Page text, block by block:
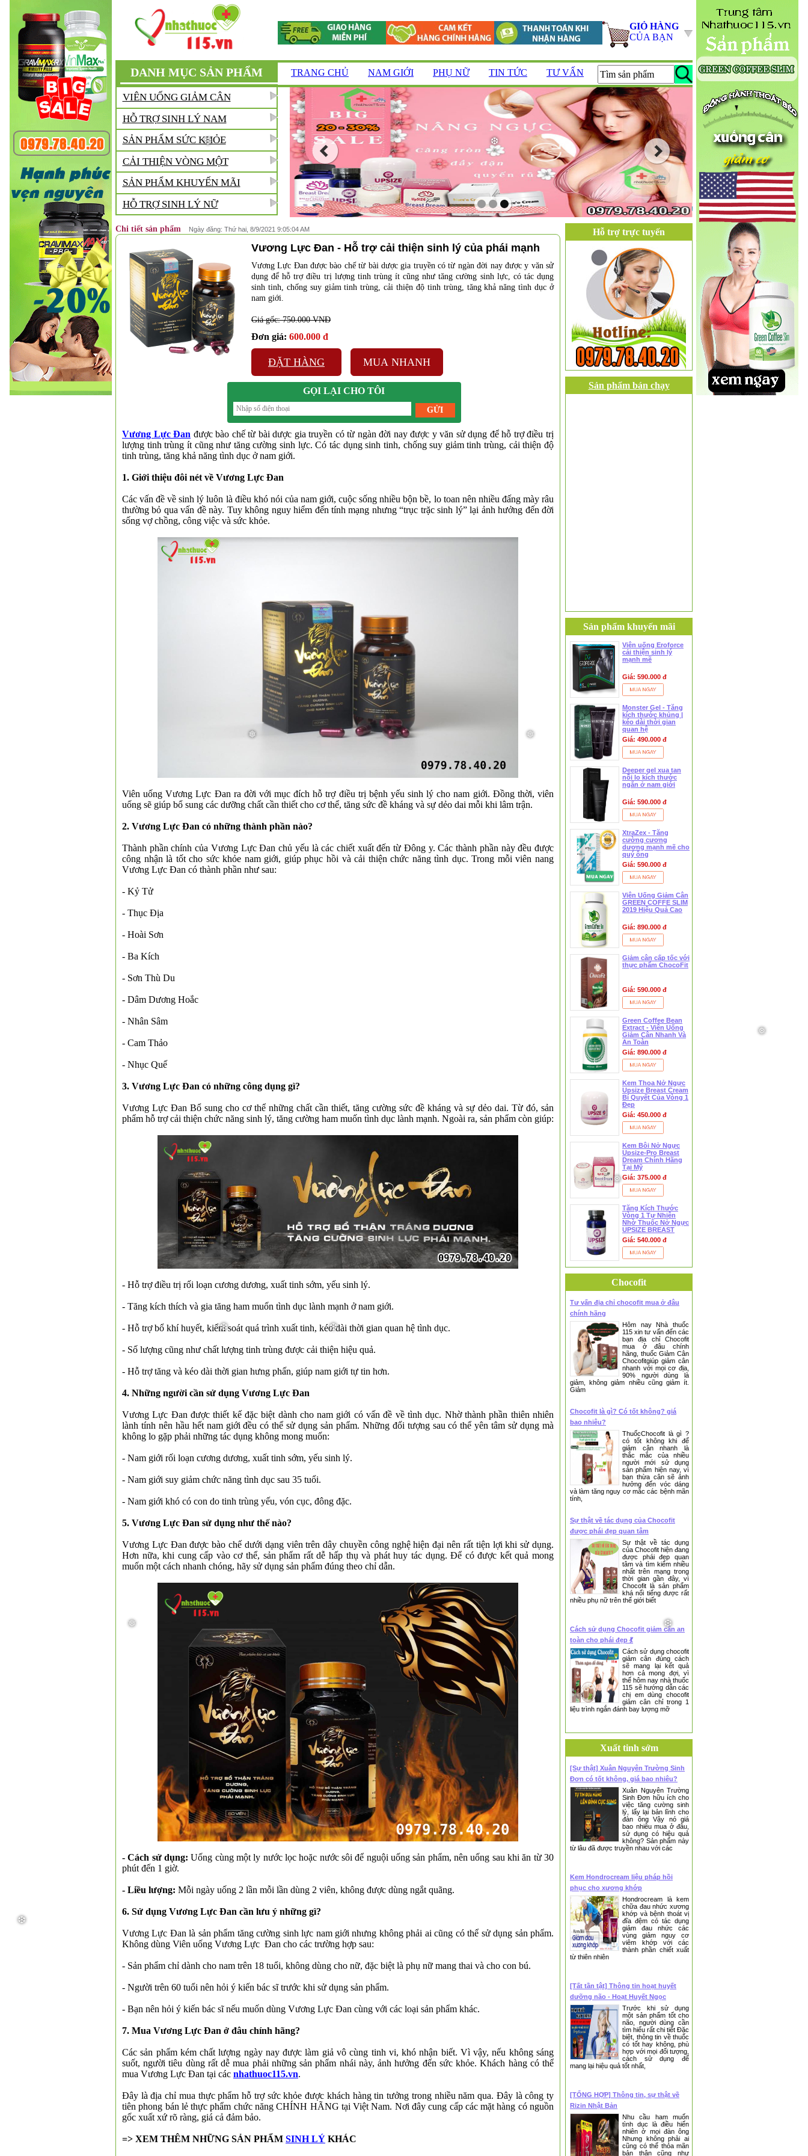
GIỎ HÀNG
CỦA BẠN
DANH MỤC SẢN PHẨM TRANG CHỦ NAM GIỚI PHỤ NỮ TIN TỨC TƯ VẤN
VIÊN UỐNG GIẢM CÂN
HỖ TRỢ SINH LÝ NAM
SẢN PHẨM SỨC KHỎE
CẢI THIỆN VÒNG MỘT
SẢN PHẨM KHUYẾN MÃI
HỖ TRỢ SINH LÝ NỮ
Chi tiết sản phẩm Ngày đăng: Thứ hai, 8/9/2021 9:05:04 AM
Vương Lực Đan - Hỗ trợ cải thiện sinh lý của phái mạnh
Vương Lực Đan được bào chế từ bài dược gia truyền có từ ngàn đời nay được y văn sử
dụng để hỗ trợ điều trị lượng tinh trùng ít cũng như tăng cường sinh lực, có tác dụng
sinh tinh, chống suy giảm tinh trùng, cải thiện độ tinh trùng, tăng khả năng tình dục ở
nam giới.
Giá gốc: 750.000 VNĐ
Đơn giá: 600.000 đ
ĐẶT HÀNG MUA NHANH
GỌI LẠI CHO TÔI
Vương Lực Đan được bào chế từ bài dược gia truyền có từ ngàn đời nay được y văn sử dụng để hỗ trợ điều trị
lượng tinh trùng ít cũng như tăng cường sinh lực. Có tác dụng sinh tinh, chống suy giảm tinh trùng, cải thiện độ
tinh trùng, tăng khả năng tình dục ở nam giới.
1. Giới thiệu đôi nét về Vương Lực Đan
Các vấn đề về sinh lý luôn là điều khó nói của nam giới, cuộc sống nhiều bộn bề, lo toan nên nhiều đấng mày râu
thường bỏ qua vấn đề này. Tuy không nguy hiểm đến tính mạng nhưng “trục trặc sinh lý” lại ảnh hưởng đến đời
sống vợ chồng, công việc và sức khỏe.
Viên uống Vương Lực Đan ra đời với mục đích hỗ trợ điều trị bệnh yếu sinh lý cho nam giới. Đồng thời, viên
uống sẽ giúp bổ sung các dưỡng chất cần thiết cho cơ thể, tăng sức đề kháng và sự dẻo dai mỗi khi lâm trận.
2. Vương Lực Đan có những thành phần nào?
Thành phần chính của Vương Lực Đan chủ yếu là các chiết xuất đến từ Đông y. Các thành phần này đều được
công nhận là tốt cho sức khỏe nam giới, giúp phục hồi và cải thiện chức năng tình dục. Trong mỗi viên nang
Vương Lực Đan có thành phần như sau:
- Kỷ Tử
- Thục Địa
- Hoài Sơn
- Ba Kích
- Sơn Thù Du
- Dâm Dương Hoắc
- Nhân Sâm
- Cam Thảo
- Nhục Quế
3. Vương Lực Đan có những công dụng gì?
Vương Lực Đan Bổ sung cho cơ thể những chất cần thiết, tăng cường sức đề kháng và sự dẻo dai. Từ đó, sản
phẩm hỗ trợ cải thiện chức năng sinh lý, tăng cường ham muốn tình dục lành mạnh. Ngoài ra, sản phẩm còn giúp:
- Hỗ trợ điều trị rối loạn cương dương, xuất tinh sớm, yếu sinh lý.
- Tăng kích thích và gia tăng ham muốn tình dục lành mạnh ở nam giới.
- Hỗ trợ bổ khí huyết, kiểm soát quá trình xuất tinh, kéo dài thời gian quan hệ tình dục.
- Số lượng cũng như chất lượng tinh trùng được cải thiện hiệu quả.
- Hỗ trợ tăng và kéo dài thời gian hưng phấn, giúp nam giới tự tin hơn.
4. Những người cần sử dụng Vương Lực Đan
Vương Lực Đan được thiết kế đặc biệt dành cho nam giới có vấn đề về tình dục. Nhờ thành phần thiên nhiên
lành tính nên hầu hết nam giới đều có thể sử dụng sản phẩm. Những đối tượng sau có thể yên tâm sử dụng mà
không lo gặp phải những tác dụng không mong muốn:
- Nam giới rối loạn cương dương, xuất tinh sớm, yếu sinh lý.
- Nam giới suy giảm chức năng tình dục sau 35 tuổi.
- Nam giới khó có con do tinh trùng yếu, vón cục, đông đặc.
5. Vương Lực Đan sử dụng như thế nào?
Vương Lực Đan được bào chế dưới dạng viên trên dây chuyền công nghệ hiện đại nên rất tiện lợi khi sử dụng.
Hơn nữa, khi cung cấp vào cơ thể, sản phẩm rất dễ hấp thụ và phát huy tác dụng. Để có được kết quả mong
muốn một cách nhanh chóng, hãy sử dụng sản phẩm đúng theo chỉ dẫn.
- Cách sử dụng:Uống cùng một ly nước lọc hoặc nước sôi để nguội uống sản phẩm, nên uống sau khi ăn từ 30
phút đến 1 giờ.
- Liều lượng: Mỗi ngày uống 2 lần mỗi lần dùng 2 viên, không được dùng ngắt quãng.
6. Sử dụng Vương Lực Đan cần lưu ý những gì?
Vương Lực Đan là sản phẩm tăng cường sinh lực nam giới nhưng không phải ai cũng có thể sử dụng sản phẩm.
Không dùng Viên uống Vương Lực Đan cho các trường hợp sau:
- Sản phẩm chỉ dành cho nam trên 18 tuổi, không dùng cho nữ, đặc biệt là phụ nữ mang thai và cho con bú.
- Người trên 60 tuổi nên hỏi ý kiến bác sĩ trước khi sử dụng sản phẩm.
- Bạn nên hỏi ý kiến bác sĩ nếu muốn dùng Vương Lực Đan cùng với các loại sản phẩm khác.
7. Mua Vương Lực Đan ở đâu chính hãng?
Các sản phẩm kém chất lượng ngày nay được làm giả vô cùng tinh vi, khó nhận biết. Vì vậy, nếu không sáng
suốt, người tiêu dùng rất dễ mua phải những sản phẩm nhái này, ảnh hưởng đến sức khỏe. Khách hàng có thể
mua Vương Lực Đan tại các nhathuoc115.vn.
Đây là địa chỉ mua thực phẩm hỗ trợ sức khỏe được khách hàng tin tưởng trong nhiều năm qua. Đây là công ty
tiên phong bán lẻ thực phẩm chức năng CHÍNH HÃNG tại Việt Nam. Nơi đây cung cấp các mặt hàng có nguồn
gốc xuất xứ rõ ràng, giá cả đảm bảo.
=> XEM THÊM NHỮNG SẢN PHẨM SINH LÝ KHÁC
Hỗ trợ trực tuyến
Sản phẩm bán chạy
Sản phẩm khuyến mãi
Viên uống Eroforce
cải thiện sinh lý
mạnh mẽ
Giá: 590.000 đ
Monster Gel - Tăng
kích thước khủng |
kéo dài thời gian
quan hệ
Giá: 490.000 đ
Deeper gel xua tan
nỗi lo kích thước
ngắn ở nam giới
Giá: 590.000 đ
XtraZex - Tăng
cường cương
dương mạnh mẽ cho
quý ông
Giá: 590.000 đ
Viên Uống Giảm Cân
GREEN COFFE SLIM
2019 Hiệu Quả Cao
Giá: 890.000 đ
Giảm cân cấp tốc với
thực phẩm ChocoFit
Giá: 590.000 đ
Green Coffee Bean
Extract - Viên Uống
Giảm Cân Nhanh Và
An Toàn
Giá: 890.000 đ
Kem Thoa Nở Ngực
Upsize Breast Cream
Bí Quyết Của Vòng 1
Đẹp
Giá: 450.000 đ
Kem Bôi Nở Ngực
Upsize-Pro Breast
Dream Chính Hãng
Tại Mỹ
Giá: 375.000 đ
Tăng Kích Thước
Vòng 1 Tự Nhiên
Nhờ Thuốc Nở Ngực
UPSIZE BREAST
PILLS
Giá: 540.000 đ
Chocofit
Tư vấn địa chỉ chocofit mua ở đâu
chính hãng
Hôm nay Nhà thuốc
115 xin tư vấn đến các
bạn địa chỉ Chocofit
mua ở đâu chính
hãng, thuốc Giảm Cân
Chocofitgiúp giảm cân
nhanh với mọi cơ địa,
90% người dùng là
giảm, không giảm nhiều cũng giảm ít.
Giảm
Chocofit là gì? Có tốt không? giá
bao nhiêu?
ThuốcChocofit là gì ?
có tốt không khi để
giảm cân nhanh là
thắc mắc của nhiều
người mới sử dụng
sản phẩm hiện nay, vì
bạn thừa cân sẽ ảnh
hưởng đến vóc dáng
và làm tăng nguy cơ mắc các bệnh mãn
tính,
Sự thật về tác dụng của Chocofit
được phái đẹp quan tâm
Sự thật về tác dụng
của Chocofit hiện đang
được phái đẹp quan
tâm và tìm kiếm nhiều
nhất trên mạng trong
thời gian gần đây, vì
Chocofit là sản phẩm
khá nổi tiếng được rất
nhiều phụ nữ trên thế giới biết
Cách sử dụng Chocofit giảm cân an
toàn cho phái đẹp 💃
Cách sử dụng chocofit
giảm cân đúng cách
sẽ mang lại kết quả
hơn cả mong đợi, vì
thế hôm nay nhà thuốc
115 sẽ hướng dẫn các
chị em dùng chocofit
giảm cân chỉ trong 1
liệu trình ngắn đánh bay lượng mỡ
Xuất tinh sớm
[Sự thật] Xuân Nguyên Trường Sinh
Đơn có tốt không, giá bao nhiêu?
Xuân Nguyên Trường
Sinh Đơn hữu ích cho
việc tăng cường sinh
lý, lấy lại bản lĩnh cho
đàn ông Vậy nó giá
bao nhiêu mua ở đâu,
sử dụng có hiệu quả
không? Sản phẩm này
từ lâu đã được truyền nhau với các
Kem Hondrocream liệu pháp hồi
phục cho xương khớp
Hondrocream là kem
chữa đau nhức xương
khớp và bệnh thoát vị
đĩa đệm có tác dụng
giảm đau nhức các
vùng giảm nguy cơ
viêm khớp với các
thành phần chiết xuất
từ thiên nhiên
[Tất tần tật] Thông tin hoạt huyết
dưỡng não - Hoạt Huyết Ngọc
Thanh
Trước khi sử dụng
một sản phẩm tốt cho
não, người dùng cần
tìm hiểu rất chi tiết Đặc
biệt, thông tin về thuốc
có tốt hay không, phù
hợp với mọi đối tượng,
cách sử dụng để
mang lại hiệu quả tốt nhất,
[TỔNG HỢP] Thông tin, sự thật về
Rizin Nhật Bản
Nhu cầu ham muốn
tình dục là điều hiển
nhiên ở mọi đàn ông
Nhưng không phải ai
cũng có thể thỏa mãn
bản thân cũng như
❆
❅
❆
❆
❆